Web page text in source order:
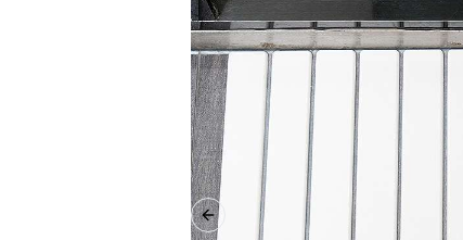
Previous slide